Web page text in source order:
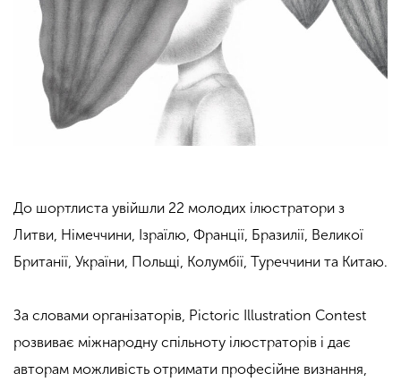
До шортлиста увійшли 22 молодих ілюстратори з
Литви, Німеччини, Ізраїлю, Франції, Бразилії, Великої
Британії, України, Польщі, Колумбії, Туреччини та Китаю.
За словами організаторів, Pictoric Illustration Contest
розвиває міжнародну спільноту ілюстраторів і дає
авторам можливість отримати професійне визнання,